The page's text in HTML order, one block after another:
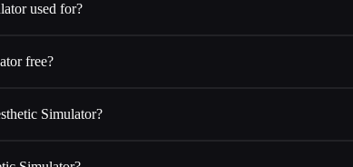
used for?
free?
Simulator?